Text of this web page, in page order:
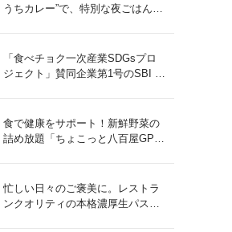
うちカレー”で、特別な夜ごはん
「食べチョク一次産業SDGsプロ
ジェクト」賛同企業第1号のSBI F
食で健康をサポート！新鮮野菜の
詰め放題「ちょこっと八百屋GP
忙しい日々のご褒美に。レストラ
ンクオリティの本格濃厚生パスタ